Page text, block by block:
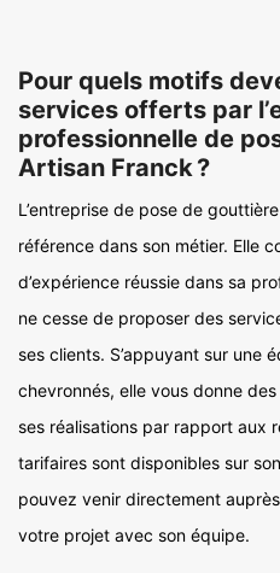
Pour quels motifs
services offerts par
professionnelle de
Artisan Franck ?
L’entreprise de pose de
référence dans son métier. Elle
d’expérience réussie dans sa
ne cesse de proposer des
ses clients. S’appuyant sur une
chevronnés, elle vous donne
ses réalisations par rapport aux
tarifaires sont disponibles sur
pouvez venir directement
votre projet avec son équipe.